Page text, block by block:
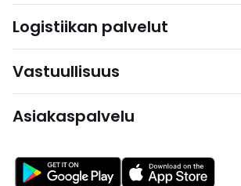
Logistiikan palvelut
Vastuullisuus
Asiakaspalvelu